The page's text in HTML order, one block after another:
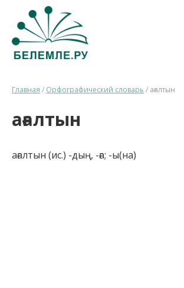
Главная / Орфографический словарь / ағалтын
ағалтын
ағалтын (ис.) -дың, -ға; -ы(на)